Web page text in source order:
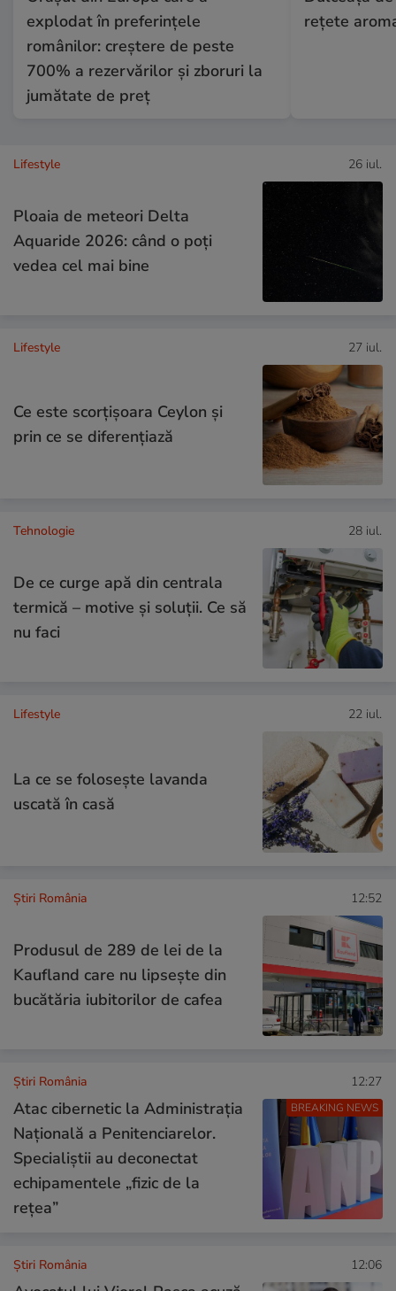
explodat în preferințele
românilor: creștere de peste
700% a rezervărilor și zboruri la
jumătate de preț
rețete
Lifestyle 26 iul.
Ploaia de meteori Delta
Aquaride 2026: când o poți
vedea cel mai bine
Lifestyle 27 iul.
Ce este scorțișoara Ceylon și
prin ce se diferențiază
Tehnologie 28 iul.
De ce curge apă din centrala
termică – motive și soluții. Ce să
nu faci
Lifestyle 22 iul.
La ce se folosește lavanda
uscată în casă
Știri România 12:52
Produsul de 289 de lei de la
Kaufland care nu lipsește din
bucătăria iubitorilor de cafea
BREAKING NEWS
Știri România 12:27
Atac cibernetic la Administrația
Națională a Penitenciarelor.
Specialiștii au deconectat
echipamentele „fizic de la
rețea”
Știri România 12:06